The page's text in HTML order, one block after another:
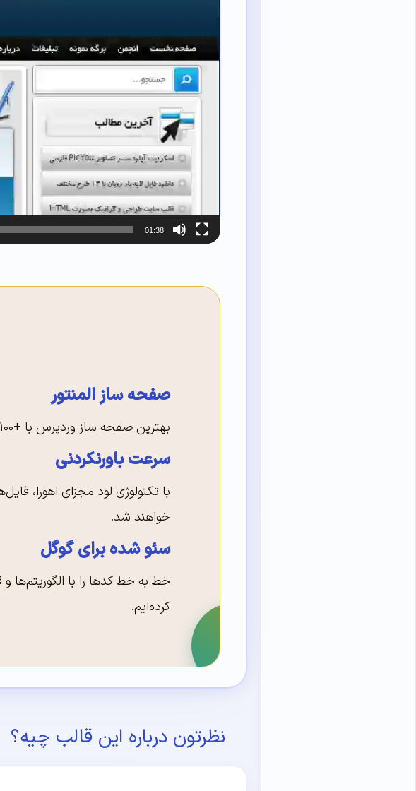
01:38
صفحه ساز المنتور
بهترین صفحه ساز وردپرس با +۱۰۰ المنت اختصاصی
سرعت باورنکردنی
با تکنولوژی لود مجزای اهورا،
خواهند شد.
سئو شده برای گوگل
خط به خط کدها را با الگوریتم‌ها
کرده‌ایم.
نظرتون درباره این قالب چیه؟